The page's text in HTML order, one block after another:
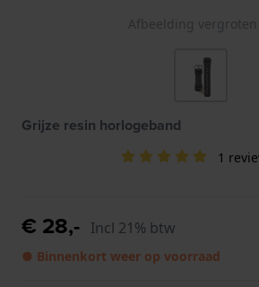
Afbeelding vergroten
Grijze resin horlogeband
1
€ 28,- Incl 21% btw
● Binnenkort weer op voorraad